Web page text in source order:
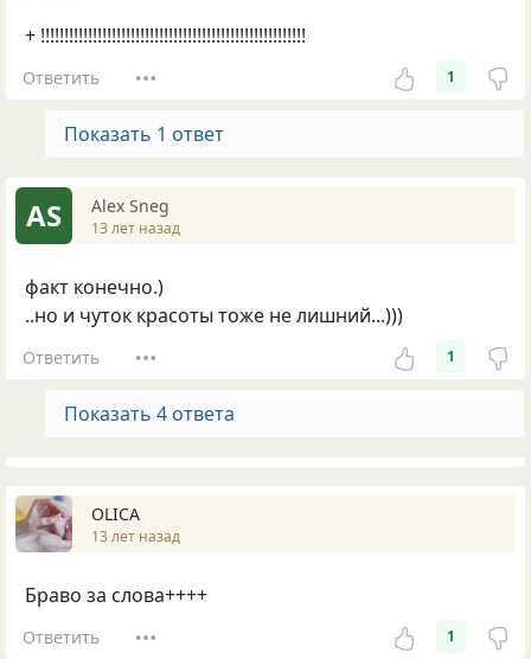
+ !!!!!!!!!!!!!!!!!!!!!!!!!!!!!!!!!!!!!!!!!!!!!!!!!!!!!!!!
Ответить 1
Показать 1 ответ
AS Alex Sneg
13 лет назад
факт конечно.)
..но и чуток красоты тоже не лишний...)))
Ответить 1
Показать 4 ответа
OLICA
13 лет назад
Браво за слова++++
Ответить 1